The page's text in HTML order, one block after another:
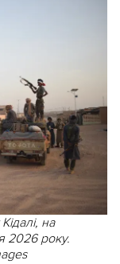
на
2026 року.